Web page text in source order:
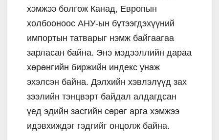
хэмжээ болгож Канад, Европын
холбооноос АНУ-ын бүтээгдэхүүний
импортын татварыг нэмж байгаагаа
зарласан байна. Энэ мэдээллийн дараа
хөрөнгийн биржийн индекс унаж
эхэлсэн байна. Дэлхийн хэвлэлүүд зах
зээлийн тэнцвэрт байдал алдагдсан
үед эдийн засгийн сөрөг арга хэмжээ
идэвхиждэг гэдгийг онцолж байна.